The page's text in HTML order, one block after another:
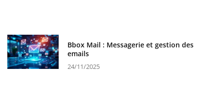
Bbox Mail : Messagerie et gestion des
emails
24/11/2025